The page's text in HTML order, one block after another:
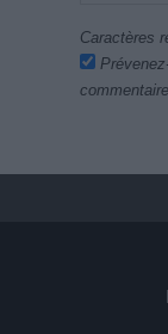
Caractères
commentaire